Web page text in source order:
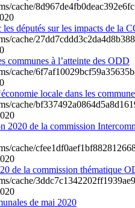
les députés sur les impacts de la
communes à l’atteinte des ODD
locale dans les
2020 de la commission
de la commission thématique
de mai 2020